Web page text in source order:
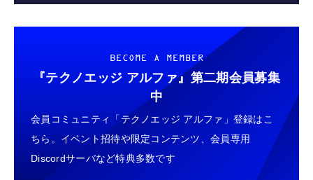
BECOME A MEMBER
『テクノエッジ アルファ』 第二期会員募集
中
会員コミュニティ「テクノエッジ アルファ」登録はこ
ちら。イベント招待や限定コンテンツ、会員専用
Discordサーバなど特典多数です